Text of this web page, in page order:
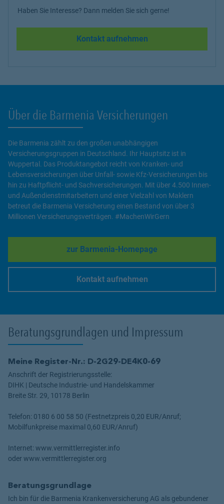
Haben Sie Interesse? Dann melden Sie sich gerne!
Kontakt aufnehmen
Über die Barmenia Versicherungen
Die Barmenia zählt zu den großen unabhängigen
Versicherungsgruppen in Deutschland. Ihr Hauptsitz ist in
Wuppertal. Das Produktangebot reicht von Kranken- und
Lebensversicherungen über Unfall- sowie Kfz-Versicherungen bis
hin zu Haftpflicht- und Sachversicherungen. Mit über 4.500 Innen-
und Außendienstmitarbeitern und einer Vielzahl von Maklern
betreut die Barmenia Versicherung einen Bestand von über 3
Millionen Versicherungsverträgen. #MachenWirGern
zur Barmenia-Homepage
Link Opens in New Tab
Kontakt aufnehmen
Beratungsgrundlagen und Impressum
Meine Register-Nr.: D-2G29-DE4K0-69
Anschrift der Registrierungsstelle:
DIHK | Deutsche Industrie- und Handelskammer
Breite Str. 29, 10178 Berlin
Telefon: 0180 6 00 58 50 (Festnetzpreis 0,20 EUR/Anruf;
Mobilfunkpreise maximal 0,60 EUR/Anruf)
Internet: www.vermittlerregister.info
oder www.vermittlerregister.org
Beratungsgrundlage
Ich bin für die Barmenia Krankenversicherung AG als gebundener